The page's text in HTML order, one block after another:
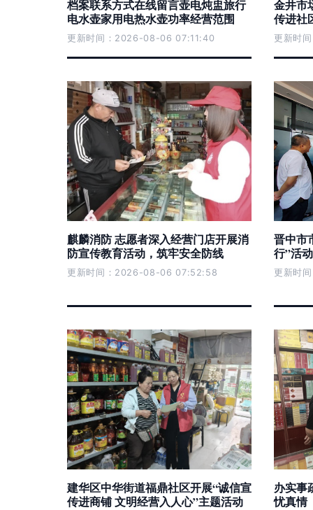
档案联系方式在线留言壶电炖盅旅行
电水壶家用电热水壶功率经营范围
更新时间：2026-08-06 07:11:40
金井市
传进社
更新时
麒麟消防 志愿者深入经营门店开展消
防宣传教育活动，筑牢安全防线
更新时间：2026-08-06 07:52:58
晋中市
行”活
更新时
建华区中华街道福鼎社区开展“诚信宣
传进商铺 文明经营入人心”主题活动
办实事
忧真情